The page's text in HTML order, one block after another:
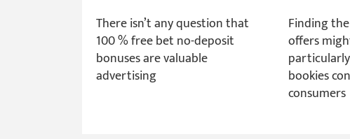
There isn’t any question that
100 % free bet no-deposit
bonuses are valuable
advertising
Finding
offers
bookies
consumers